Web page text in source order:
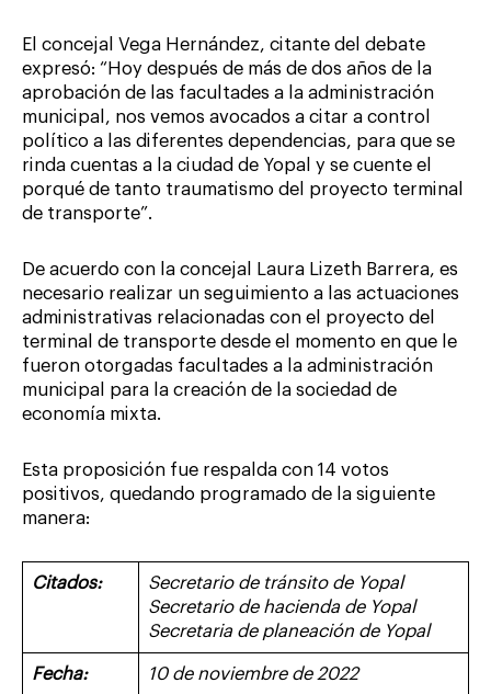
El concejal Vega Hernández, citante del debate
expresó: “Hoy después de más de dos años de la
aprobación de las facultades a la administración
municipal, nos vemos avocados a citar a control
político a las diferentes dependencias, para que se
rinda cuentas a la ciudad de Yopal y se cuente el
porqué de tanto traumatismo del proyecto terminal
de transporte”.
De acuerdo con la concejal Laura Lizeth Barrera, es
necesario realizar un seguimiento a las actuaciones
administrativas relacionadas con el proyecto del
terminal de transporte desde el momento en que le
fueron otorgadas facultades a la administración
municipal para la creación de la sociedad de
economía mixta.
Esta proposición fue respalda con 14 votos
positivos, quedando programado de la siguiente
manera:
Citados:
Secretario de tránsito de Yopal
Secretario de hacienda de Yopal
Secretaria de planeación de Yopal
Fecha: 10 de noviembre de 2022